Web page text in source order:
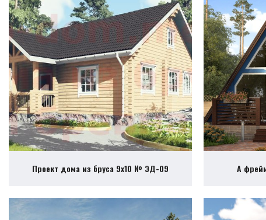
Проект дома из бруса 9х10 № ЭД-09 А